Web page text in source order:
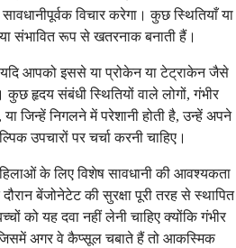
विचार करेगा। कुछ स्थितियाँ या
संभावित रूप से खतरनाक बनाती हैं।
आपको इससे या प्रोकेन या टेट्राकेन जैसे
हृदय संबंधी स्थितियों वाले लोगों, गंभीर
या जिन्हें निगलने में परेशानी होती है, उन्हें अपने
उपचारों पर चर्चा करनी चाहिए।
के लिए विशेष सावधानी की आवश्यकता
बेंजोनेटेट की सुरक्षा पूरी तरह से स्थापित
को यह दवा नहीं लेनी चाहिए क्योंकि गंभीर
जिसमें अगर वे कैप्सूल चबाते हैं तो आकस्मिक